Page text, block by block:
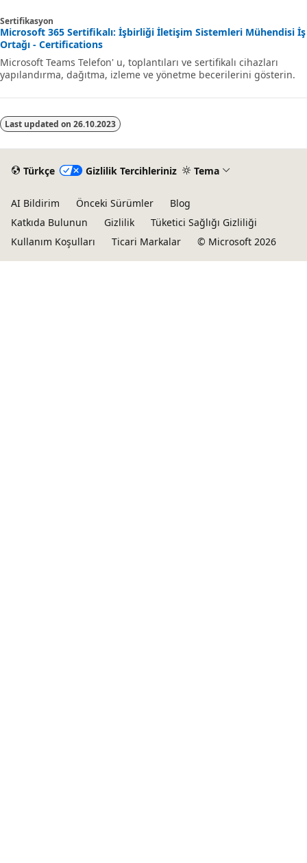
Sertifikasyon
Microsoft 365 Sertifikalı: İşbirliği İletişim Sistemleri Mühendisi İş
Ortağı - Certifications
Microsoft Teams Telefon' u, toplantıları ve sertifikalı cihazları
yapılandırma, dağıtma, izleme ve yönetme becerilerini gösterin.
Last updated on 26.10.2023
Türkçe Gizlilik Tercihleriniz Tema
AI Bildirim Önceki Sürümler
Blog
Katkıda Bulunun
Gizlilik
Tüketici Sağlığı Gizliliği
Kullanım Koşulları
Ticari Markalar © Microsoft 2026